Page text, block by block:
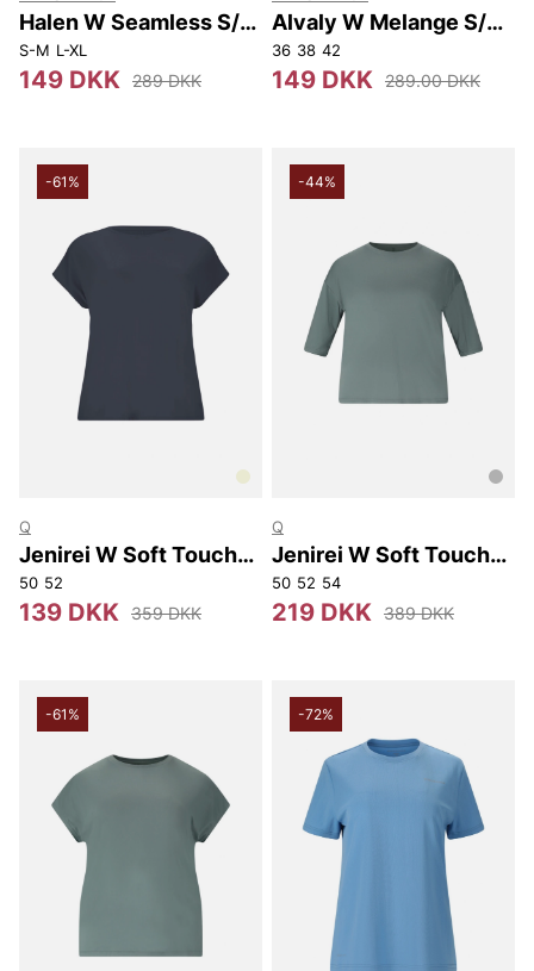
Halen W Seamless S/S
Tee.
S-M L-XL
149 DKK 289 DKK
Alvaly W Melange S/S
Tee
36 38 42
149 DKK 289.00 DKK
-61%
Q
Jenirei W Soft Touch
Tee.
50 52
139 DKK 359 DKK
-44%
Q
Jenirei W Soft Touch
3/4 Tee.
50 52 54
219 DKK 389 DKK
-61% -72%